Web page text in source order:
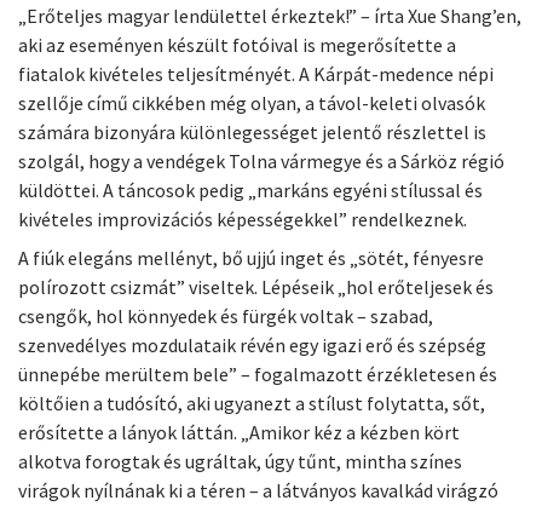
„Erőteljes magyar lendülettel érkeztek!” – írta Xue Shang’en,
aki az eseményen készült fotóival is megerősítette a
fiatalok kivételes teljesítményét. A Kárpát-medence népi
szellője című cikkében még olyan, a távol-keleti olvasók
számára bizonyára különlegességet jelentő részlettel is
szolgál, hogy a vendégek Tolna vármegye és a Sárköz régió
küldöttei. A táncosok pedig „markáns egyéni stílussal és
kivételes improvizációs képességekkel” rendelkeznek.
A fiúk elegáns mellényt, bő ujjú inget és „sötét, fényesre
polírozott csizmát” viseltek. Lépéseik „hol erőteljesek és
csengők, hol könnyedek és fürgék voltak – szabad,
szenvedélyes mozdulataik révén egy igazi erő és szépség
ünnepébe merültem bele” – fogalmazott érzékletesen és
költőien a tudósító, aki ugyanezt a stílust folytatta, sőt,
erősítette a lányok láttán. „Amikor kéz a kézben kört
alkotva forogtak és ugráltak, úgy tűnt, mintha színes
virágok nyílnának ki a téren – a látványos kavalkád virágzó